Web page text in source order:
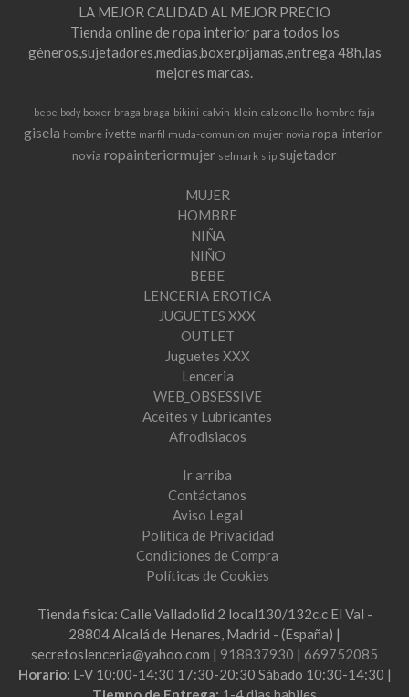
LA MEJOR CALIDAD AL MEJOR PRECIO
Tienda online de ropa interior para todos los
géneros,sujetadores,medias,boxer,pijamas,entrega 48h,las
mejores marcas.
bebe body boxer braga braga-bikini calvin-klein calzoncillo-hombre faja
gisela hombre ivette marfil muda-comunion mujer novia ropa-interior-
novia ropainteriormujer selmark slip sujetador
MUJER
HOMBRE
NIÑA
NIÑO
BEBE
LENCERIA EROTICA
JUGUETES XXX
OUTLET
Juguetes XXX
Lenceria
WEB_OBSESSIVE
Aceites y Lubricantes
Afrodisiacos
Ir arriba
Contáctanos
Aviso Legal
Política de Privacidad
Condiciones de Compra
Políticas de Cookies
Tienda fisica: Calle Valladolid 2 local130/132c.c El Val -
28804 Alcalá de Henares, Madrid - (España) |
secretoslenceria@yahoo.com | 918837930 | 669752085
Horario: L-V 10:00-14:30 17:30-20:30 Sábado 10:30-14:30 |